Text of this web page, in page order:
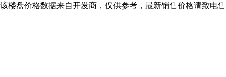
该楼盘价格数据来自开发商，仅供参考，最新销售价格请致电